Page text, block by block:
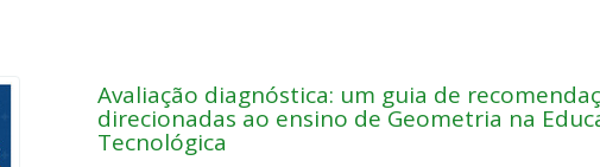
Avaliação diagnóstica: um guia de
direcionadas ao ensino de Geometria na
Tecnológica